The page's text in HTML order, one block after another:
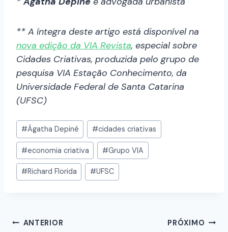
** A íntegra deste artigo está disponível na
nova edição da VIA Revista, especial sobre
Cidades Criativas, produzida pelo grupo de
pesquisa VIA Estação Conhecimento, da
Universidade Federal de Santa Catarina
(UFSC)
#Ágatha Depiné #cidades criativas
#economia criativa #Grupo VIA
#Richard Florida #UFSC
ANTERIOR PRÓXIMO